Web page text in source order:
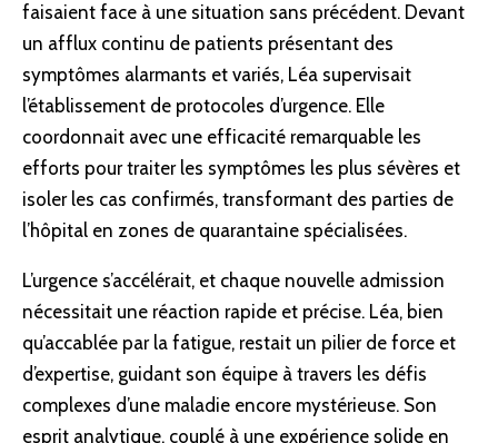
faisaient face à une situation sans précédent. Devant
un afflux continu de patients présentant des
symptômes alarmants et variés, Léa supervisait
l’établissement de protocoles d’urgence. Elle
coordonnait avec une efficacité remarquable les
efforts pour traiter les symptômes les plus sévères et
isoler les cas confirmés, transformant des parties de
l’hôpital en zones de quarantaine spécialisées.
L’urgence s’accélérait, et chaque nouvelle admission
nécessitait une réaction rapide et précise. Léa, bien
qu’accablée par la fatigue, restait un pilier de force et
d’expertise, guidant son équipe à travers les défis
complexes d’une maladie encore mystérieuse. Son
esprit analytique, couplé à une expérience solide en